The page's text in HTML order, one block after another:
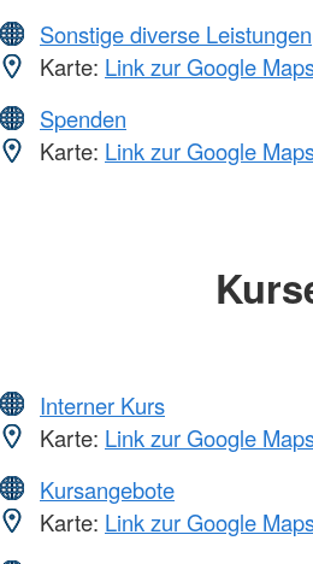
Sonstige diverse Leistungen
Karte: Link zur Google
Spenden
Karte: Link zur Google
Interner Kurs
Karte: Link zur Google
Kursangebote
Karte: Link zur Google